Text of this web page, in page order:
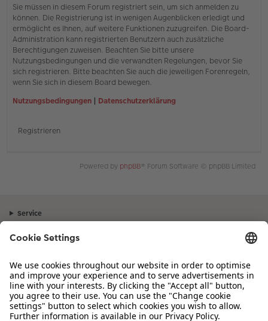
Sie müssen in diesem Forum registriert sein, um sich anmelden zu
können. Die Registrierung ist in wenigen Augenblicken erledigt und
ermöglicht es Ihnen, auf weitere Funktionen zuzugreifen. Die Board-
Administration kann registrierten Benutzern auch zusätzliche
Berechtigungen zuweisen. Beachten Sie bitte unsere
Nutzungsbedingungen und die verwandten Regelungen, bevor Sie
sich registrieren. Bitte beachten Sie auch die jeweiligen Forenregeln,
wenn Sie sich in diesem Board bewegen.
Nutzungsbedingungen | Datenschutzerklärung
Registrieren
Powered by phpBB® Forum Software © phpBB Limited
Service
Sortiment